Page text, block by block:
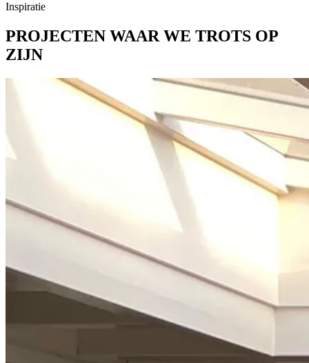
Inspiratie
PROJECTEN WAAR WE TROTS OP
ZIJN